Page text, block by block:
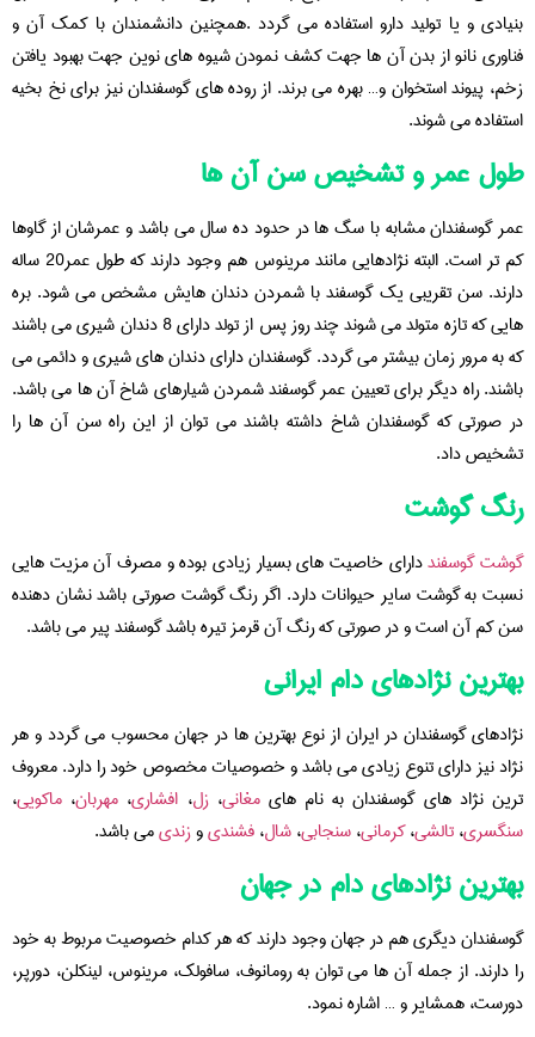
بنیادی و یا تولید دارو استفاده می گردد .همچنین دانشمندان با کمک آن و
فناوری نانو از بدن آن ها جهت کشف نمودن شیوه های نوین جهت بهبود یافتن
زخم، پیوند استخوان و… بهره می برند. از روده های گوسفندان نیز برای نخ بخیه
استفاده می شوند.
طول عمر و تشخیص سن آن ها
عمر گوسفندان مشابه با سگ ها در حدود ده سال می باشد و عمرشان از گاوها
کم تر است. البته نژادهایی مانند مرینوس هم وجود دارند که طول عمر20 ساله
دارند. سن تقریبی یک گوسفند با شمردن دندان هایش مشخص می شود. بره
هایی که تازه متولد می شوند چند روز پس از تولد دارای 8 دندان شیری می باشند
که به مرور زمان بیشتر می گردد. گوسفندان دارای دندان های شیری و دائمی می
باشند. راه دیگر برای تعیین عمر گوسفند شمردن شیارهای شاخ آن ها می باشد.
در صورتی که گوسفندان شاخ داشته باشند می توان از این راه سن آن ها را
تشخیص داد.
رنگ گوشت
گوشت گوسفنددارای خاصیت های بسیار زیادی بوده و مصرف آن مزیت هایی
نسبت به گوشت سایر حیوانات دارد. اگر رنگ گوشت صورتی باشد نشان دهنده
سن کم آن است و در صورتی که رنگ آن قرمز تیره باشد گوسفند پیر می باشد.
بهترین نژادهای دام ایرانی
نژادهای گوسفندان در ایران از نوع بهترین ها در جهان محسوب می گردد و هر
نژاد نیز دارای تنوع زیادی می باشد و خصوصیات مخصوص خود را دارد. معروف
ترین نژاد های گوسفندان به نام هایمغانی،زل، افشاری، مهربان، ماکویی،
سنگسری،تالشی،کرمانی،سنجابی،شال،فشندیوزندیمی باشد.
بهترین نژادهای دام در جهان
گوسفندان دیگری هم در جهان وجود دارند که هر کدام خصوصیت مربوط به خود
را دارند. از جمله آن ها می توان به رومانوف، سافولک، مرینوس، لینکلن، دورپر،
دورست، همشایر و … اشاره نمود.